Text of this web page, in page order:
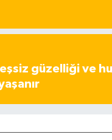
güzelliği ve